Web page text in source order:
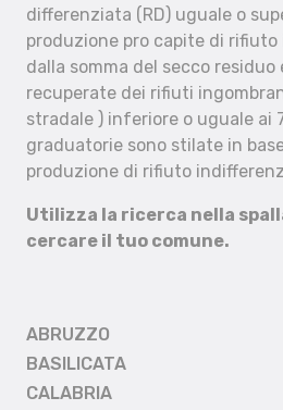
differenziata (RD) uguale o
produzione pro capite di
dalla somma del secco
recuperate dei rifiuti
stradale ) inferiore o uguale ai
graduatorie sono stilate in
produzione di rifiuto
Utilizza la ricerca nella
cercare il tuo comune.
ABRUZZO
BASILICATA
CALABRIA